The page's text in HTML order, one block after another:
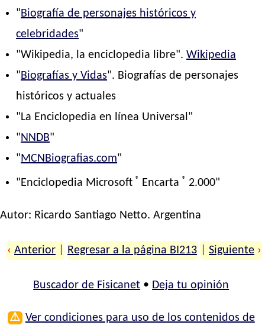
"Biografía de personajes históricos y
celebridades"
"Wikipedia, la enciclopedia libre".Wikipedia
"Biografías y Vidas". Biografías de personajes
históricos y actuales
"La Enciclopedia en línea Universal"
"NNDB"
"MCNBiografias.com"
"Enciclopedia Microsoft ® Encarta ® 2.000"
Autor: Ricardo Santiago Netto. Argentina
‹ Anterior Regresar a la página BI213 Siguiente ›
Buscador de Fisicanet • Deja tu opinión
⚠ Ver condiciones para uso de los contenidos de